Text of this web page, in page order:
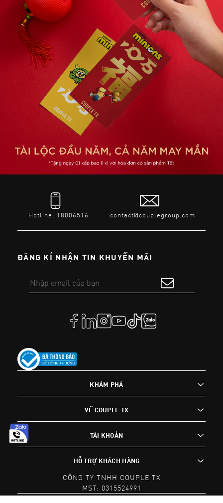
Hotline: 18006516 contact@couplegroup.com
ĐĂNG KÍ NHẬN TIN KHUYẾN MÃI
KHÁM PHÁ
VỀ COUPLE TX
TÀI KHOẢN
HỖ TRỢ KHÁCH HÀNG
CÔNG TY TNHH COUPLE TX
MST: 0315524991